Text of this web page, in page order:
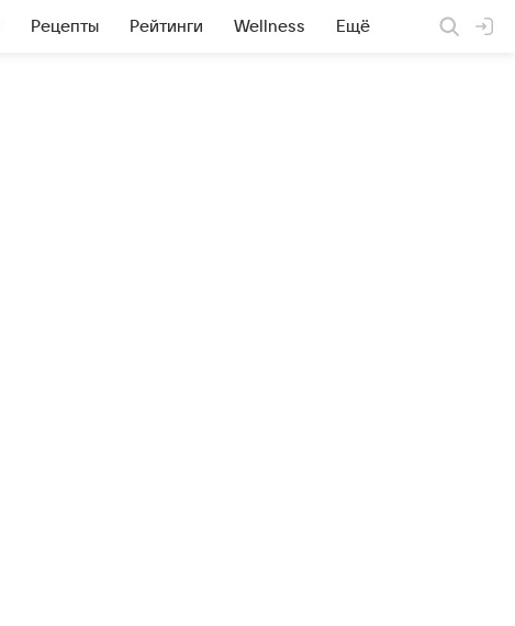
Рецепты Рейтинги Wellness Ещё